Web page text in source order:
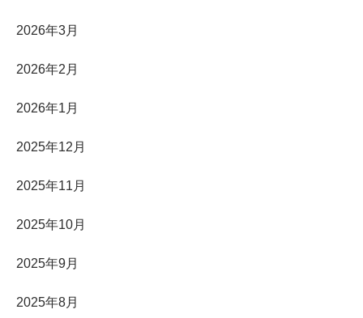
2026年3月
2026年2月
2026年1月
2025年12月
2025年11月
2025年10月
2025年9月
2025年8月